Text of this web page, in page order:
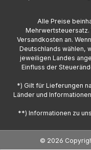
Alle Preise
Mehrwertsteuersatz.
Versandkosten an.
Deutschlands wählen,
jeweiligen Landes
Einfluss der
*) Gilt für Lieferungen
Länder und
**) Informationen zu
© 2026